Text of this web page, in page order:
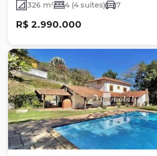
326 m² 4 (4 suítes) 7
R$ 2.990.000